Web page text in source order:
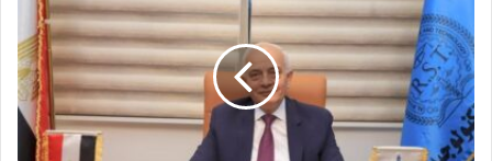
اليوم
العالمي
للبيئة..
جامعة
الريادة
تطلق